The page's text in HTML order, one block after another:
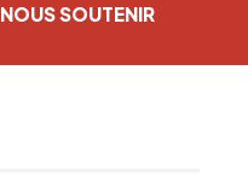
NOUS SOUTENIR